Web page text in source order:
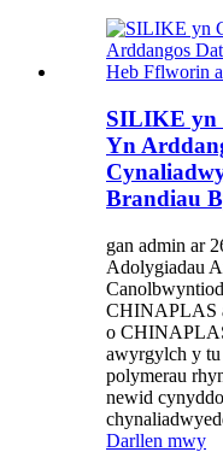
SILIKE yn
Yn
Brandiau
gan admin ar
Adolygiadau
CHINAPLAS
o
awyrgylch y tu
polymerau
newid
Darllen mwy